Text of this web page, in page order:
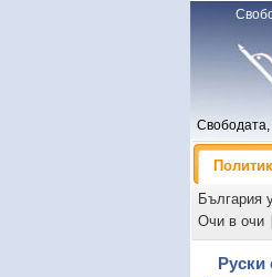
Свободата,
България
Очи в очи
Руски